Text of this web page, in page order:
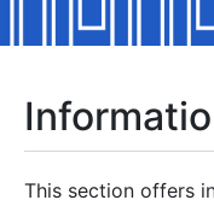
Show/Hide
This section offers